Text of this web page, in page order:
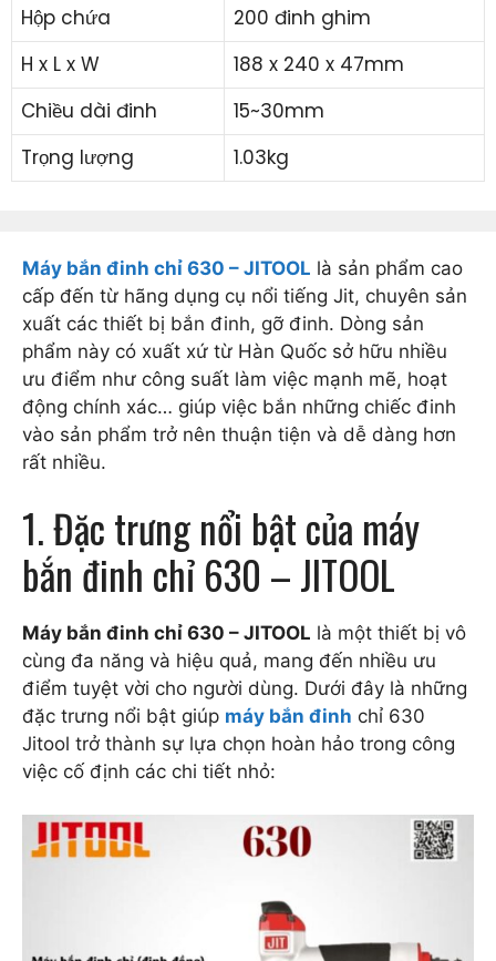
Hộp chứa
200 đinh ghim
H x L x W
188 x 240 x 47mm
Chiều dài đinh
15~30mm
Trọng lượng
1.03kg
Máy bắn đinh chỉ 630 – JITOOL là sản phẩm cao
cấp đến từ hãng dụng cụ nổi tiếng Jit, chuyên sản
xuất các thiết bị bắn đinh, gỡ đinh. Dòng sản
phẩm này có xuất xứ từ Hàn Quốc sở hữu nhiều
ưu điểm như công suất làm việc mạnh mẽ, hoạt
động chính xác… giúp việc bắn những chiếc đinh
vào sản phẩm trở nên thuận tiện và dễ dàng hơn
rất nhiều.
1. Đặc trưng nổi bật của máy
bắn đinh chỉ 630 – JITOOL
Máy bắn đinh chỉ 630 – JITOOL là một thiết bị vô
cùng đa năng và hiệu quả, mang đến nhiều ưu
điểm tuyệt vời cho người dùng. Dưới đây là những
đặc trưng nổi bật giúp máy bắn đinh chỉ 630
Jitool trở thành sự lựa chọn hoàn hảo trong công
việc cố định các chi tiết nhỏ: